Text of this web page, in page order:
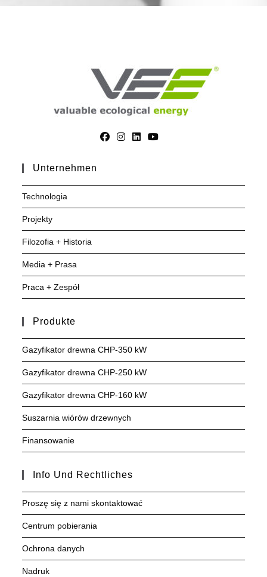
Unternehmen
Technologia
Projekty
Filozofia + Historia
Media + Prasa
Praca + Zespół
Produkte
Gazyfikator drewna CHP-350 kW
Gazyfikator drewna CHP-250 kW
Gazyfikator drewna CHP-160 kW
Suszarnia wiórów drzewnych
Finansowanie
Info Und Rechtliches
Proszę się z nami skontaktować
Centrum pobierania
Ochrona danych
Nadruk